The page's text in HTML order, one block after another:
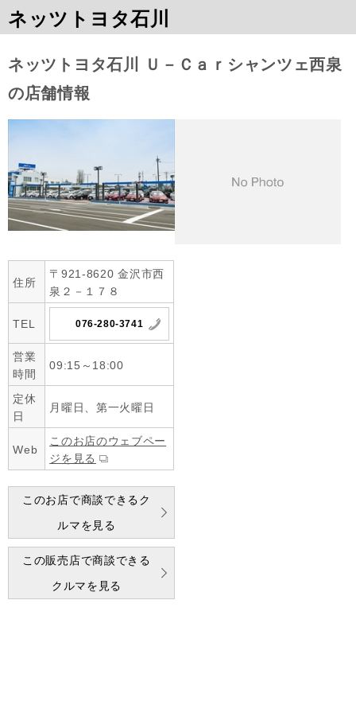
ネッツトヨタ石川
ネッツトヨタ石川 Ｕ－Ｃａｒシャンツェ西泉
の店舗情報
住所
〒921-8620 金沢市西
泉２－１７８
TEL 076-280-3741
営業
時間
09:15～18:00
定休
日
月曜日、第一火曜日
Web
このお店のウェブペー
ジを見る
このお店で商談できるク
ルマを見る
この販売店で商談できる
クルマを見る